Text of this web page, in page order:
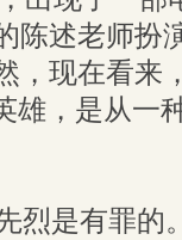
陈述老师扮
，现在看来
雄，是从一
烈是有罪的